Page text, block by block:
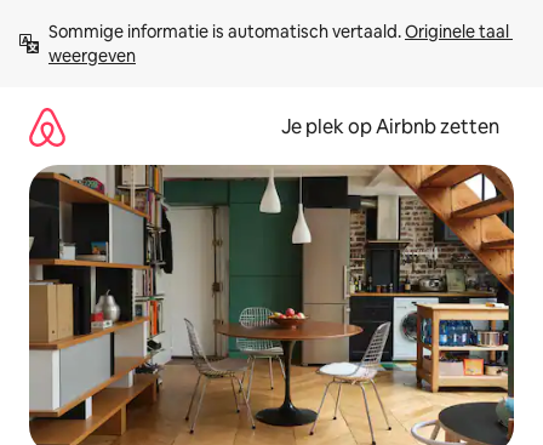
direct
naar
Sommige informatie is automatisch vertaald. Originele taal
weergeven
Je plek op Airbnb zetten